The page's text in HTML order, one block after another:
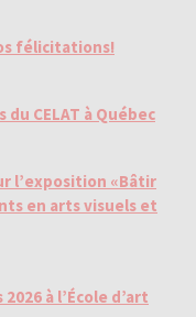
félicitations!
CELAT à Québec
l’exposition «Bâtir
en arts visuels et
à l’École d’art